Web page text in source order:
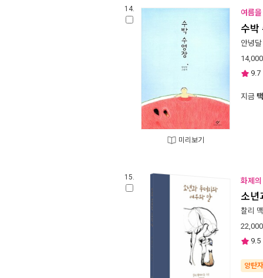
14.
미리보기
여름
수박
안녕달
14,000
9.7
지금
15. 화제
소년
찰리
22,000
9.5
양탄